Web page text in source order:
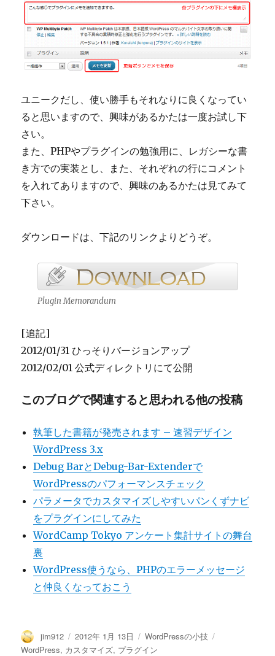
ユニークだし、使い勝手もそれなりに良くなってい
ると思いますので、興味があるかたは一度お試し下
さい。
また、PHPやプラグインの勉強用に、レガシーな書
き方での実装とし、また、それぞれの行にコメント
を入れてありますので、興味のあるかたは見てみて
下さい。
ダウンロードは、下記のリンクよりどうぞ。
Plugin Memorandum
[追記]
2012/01/31 ひっそりバージョンアップ
2012/02/01 公式ディレクトリにて公開
このブログで関連すると思われる他の投稿
執筆した書籍が発売されます – 速習デザイン
WordPress 3.x
Debug BarとDebug-Bar-Extenderで
WordPressのパフォーマンスチェック
パラメータでカスタマイズしやすいパンくずナビ
をプラグインにしてみた
WordCamp Tokyo アンケート集計サイトの舞台
裏
WordPress使うなら、PHPのエラーメッセージ
と仲良くなっておこう
投
稿
jim912
投
稿
2012年 1月 13日
カ
テ
WordPressの小技
WordPress, カスタマイズ, プラグイン